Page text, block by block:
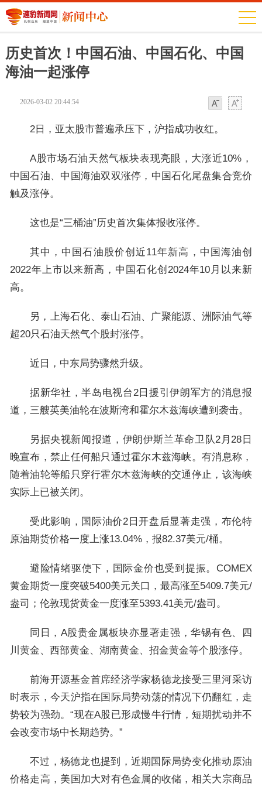
历史首次！中国石油、中国石化、中国
海油一起涨停
2026-03-02 20:44:54
2日，亚太股市普遍承压下，沪指成功收红。
A股市场石油天然气板块表现亮眼，大涨近10%，
中国石油、中国海油双双涨停，中国石化尾盘集合竞价
触及涨停。
这也是“三桶油”历史首次集体报收涨停。
其中，中国石油股价创近11年新高，中国海油创
2022年上市以来新高，中国石化创2024年10月以来新
高。
另，上海石化、泰山石油、广聚能源、洲际油气等
超20只石油天然气个股封涨停。
近日，中东局势骤然升级。
据新华社，半岛电视台2日援引伊朗军方的消息报
道，三艘英美油轮在波斯湾和霍尔木兹海峡遭到袭击。
另据央视新闻报道，伊朗伊斯兰革命卫队2月28日
晚宣布，禁止任何船只通过霍尔木兹海峡。有消息称，
随着油轮等船只穿行霍尔木兹海峡的交通停止，该海峡
实际上已被关闭。
受此影响，国际油价2日开盘后显著走强，布伦特
原油期货价格一度上涨13.04%，报82.37美元/桶。
避险情绪驱使下，国际金价也受到提振。COMEX
黄金期货一度突破5400美元关口，最高涨至5409.7美元/
盎司；伦敦现货黄金一度涨至5393.41美元/盎司。
同日，A股贵金属板块亦显著走强，华锡有色、四
川黄金、西部黄金、湖南黄金、招金黄金等个股涨停。
前海开源基金首席经济学家杨德龙接受三里河采访
时表示，今天沪指在国际局势动荡的情况下仍翻红，走
势较为强劲。“现在A股已形成慢牛行情，短期扰动并不
会改变市场中长期趋势。”
不过，杨德龙也提到，近期国际局势变化推动原油
价格走高，美国加大对有色金属的收储，相关大宗商品